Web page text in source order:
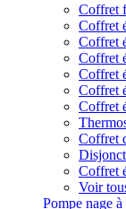
Coffret
Coffret
Coffret
Coffret
Coffret
Coffret
Coffret
Coffret
Coffret
Voir
Pompe nage